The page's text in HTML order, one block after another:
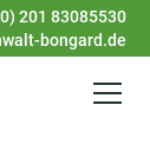
201 83085530
bongard.de